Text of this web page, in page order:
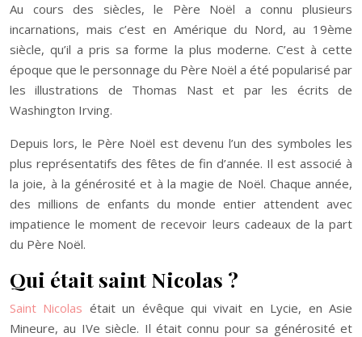
Au cours des siècles, le Père Noël a connu plusieurs
incarnations, mais c’est en Amérique du Nord, au 19ème
siècle, qu’il a pris sa forme la plus moderne. C’est à cette
époque que le personnage du Père Noël a été popularisé par
les illustrations de Thomas Nast et par les écrits de
Washington Irving.
Depuis lors, le Père Noël est devenu l’un des symboles les
plus représentatifs des fêtes de fin d’année. Il est associé à
la joie, à la générosité et à la magie de Noël. Chaque année,
des millions de enfants du monde entier attendent avec
impatience le moment de recevoir leurs cadeaux de la part
du Père Noël.
Qui était saint Nicolas ?
Saint Nicolas était un évêque qui vivait en Lycie, en Asie
Mineure, au IVe siècle. Il était connu pour sa générosité et